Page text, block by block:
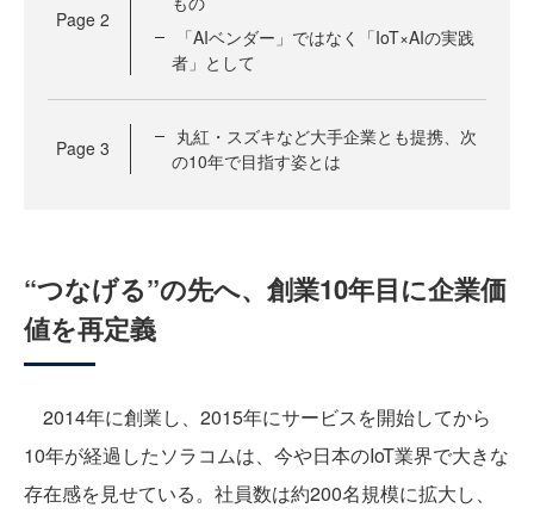
Page 2
「AIベンダー」ではなく「IoT×AIの実践
者」として
Page 3
丸紅・スズキなど大手企業とも提携、次
の10年で目指す姿とは
“つなげる”の先へ、創業10年目に企業価
値を再定義
2014年に創業し、2015年にサービスを開始してから
10年が経過したソラコムは、今や日本のIoT業界で大きな
存在感を見せている。社員数は約200名規模に拡大し、